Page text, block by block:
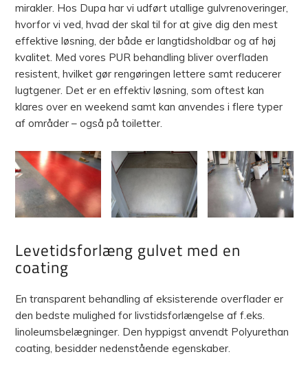
mirakler. Hos Dupa har vi udført utallige gulvrenoveringer,
hvorfor vi ved, hvad der skal til for at give dig den mest
effektive løsning, der både er langtidsholdbar og af høj
kvalitet. Med vores PUR behandling bliver overfladen
resistent, hvilket gør rengøringen lettere samt reducerer
lugtgener. Det er en effektiv løsning, som oftest kan
klares over en weekend samt kan anvendes i flere typer
af områder – også på toiletter.
Levetidsforlæng gulvet med en
coating
En transparent behandling af eksisterende overflader er
den bedste mulighed for livstidsforlængelse af f.eks.
linoleumsbelægninger. Den hyppigst anvendt Polyurethan
coating, besidder nedenstående egenskaber.